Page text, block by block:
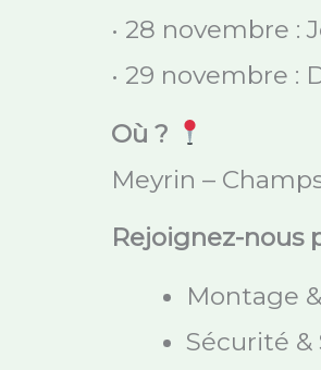
• 28 novembre :
• 29 novembre :
Où ?
Meyrin –
Rejoignez-nous
Montage
Sécurité &